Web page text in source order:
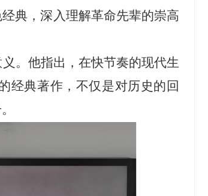
典，深入理解革命先辈的崇高
。他指出，在快节奏的现代生
经典著作，不仅是对历史的回